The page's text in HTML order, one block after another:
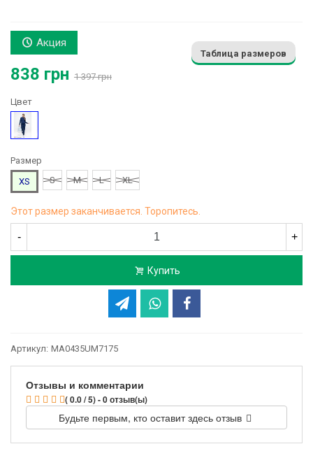
Акция
838 грн 1 397 грн
Таблица размеров
Цвет
Синий
Размер
XS
S M L XL
Этот размер заканчивается. Торопитесь.
- +
Купить
Артикул: MA0435UM7175
Отзывы и комментарии
( 0.0 / 5) - 0 отзыв(ы)
Будьте первым, кто оставит здесь отзыв